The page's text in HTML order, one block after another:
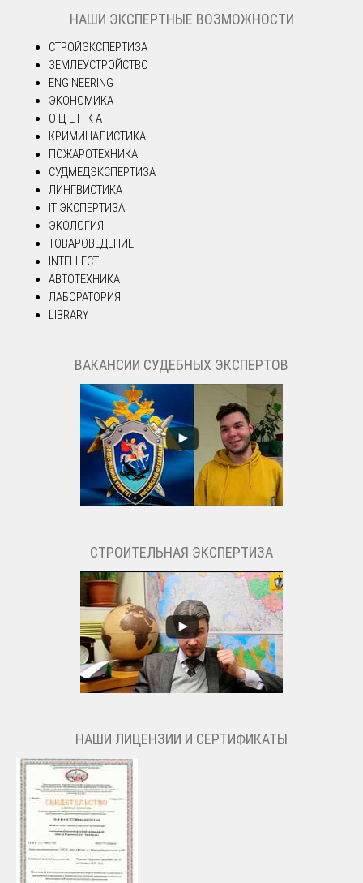
НАШИ ЭКСПЕРТНЫЕ ВОЗМОЖНОСТИ
СТРОЙЭКСПЕРТИЗА
ЗЕМЛЕУСТРОЙСТВО
ENGINEERING
ЭКОНОМИКА
О Ц Е Н К А
КРИМИНАЛИСТИКА
ПОЖАРОТЕХНИКА
СУДМЕДЭКСПЕРТИЗА
ЛИНГВИСТИКА
IT ЭКСПЕРТИЗА
ЭКОЛОГИЯ
ТОВАРОВЕДЕНИЕ
INTELLECT
АВТОТЕХНИКА
ЛАБОРАТОРИЯ
LIBRARY
ВАКАНСИИ СУДЕБНЫХ ЭКСПЕРТОВ
СТРОИТЕЛЬНАЯ ЭКСПЕРТИЗА
НАШИ ЛИЦЕНЗИИ И СЕРТИФИКАТЫ